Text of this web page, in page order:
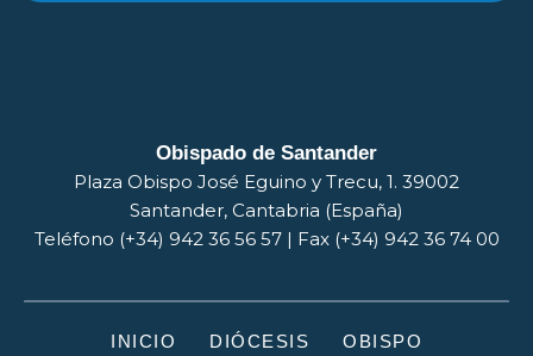
Obispado de Santander
Plaza Obispo José Eguino y Trecu, 1. 39002
Santander, Cantabria (España)
Teléfono (+34) 942 36 56 57 | Fax (+34) 942 36 74 00
INICIO DIÓCESIS OBISPO